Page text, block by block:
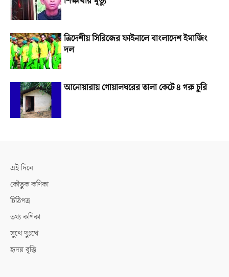
ত্রিদেশীয় সিরিজের ফাইনালে বাংলাদেশ ইমার্জিং
দল
আনোয়ারায় গোয়ালঘরের তালা কেটে ৪ গরু চুরি
এই দিনে
কৌতুক কণিকা
চিঠিপত্র
তথ্য কণিকা
সুখে দুঃখে
হৃদয় বৃত্তি